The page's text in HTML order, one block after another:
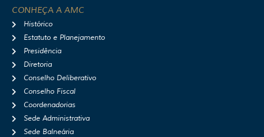
t
r
CONHEÇA A AMC
Histórico
Estatuto e Planejamento
Presidência
Diretoria
Conselho Deliberativo
Conselho Fiscal
Coordenadorias
Sede Administrativa
Sede Balneária